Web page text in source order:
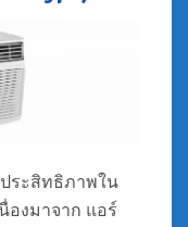
ประสิทธิภาพใน
องมาจาก แอร์